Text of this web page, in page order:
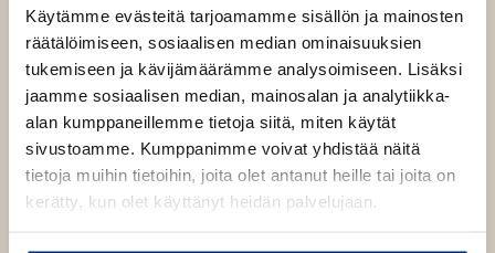
Käytämme evästeitä tarjoamamme sisällön ja mainosten
räätälöimiseen, sosiaalisen median ominaisuuksien
tukemiseen ja kävijämäärämme analysoimiseen. Lisäksi
jaamme sosiaalisen median, mainosalan ja analytiikka-
alan kumppaneillemme tietoja siitä, miten käytät
sivustoamme. Kumppanimme voivat yhdistää näitä
tietoja muihin tietoihin, joita olet antanut heille tai joita on
kerätty, kun olet käyttänyt heidän palvelujaan.